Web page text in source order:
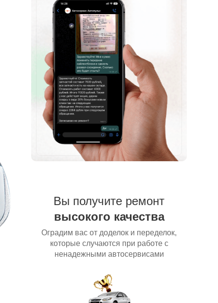
Вы получите ремонт
высокого качества
Оградим вас от доделок и переделок,
которые случаются при работе с
ненадежными автосервисами